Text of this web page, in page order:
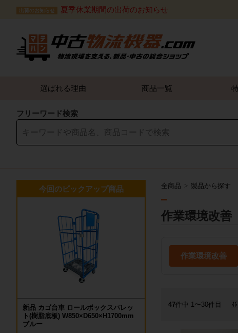
出荷のお知らせ 夏季休業期間の出荷のお知らせ
選ばれる理由 商品一覧
フリーワード検索
全商品 製品から探す
作業環境改善
作業環境改善
47件中 1〜30件目
今回のピックアップ商品
新品 カゴ台車 ロールボックスパレッ
ト(樹脂底板) W850×D650×H1700mm
ブルー